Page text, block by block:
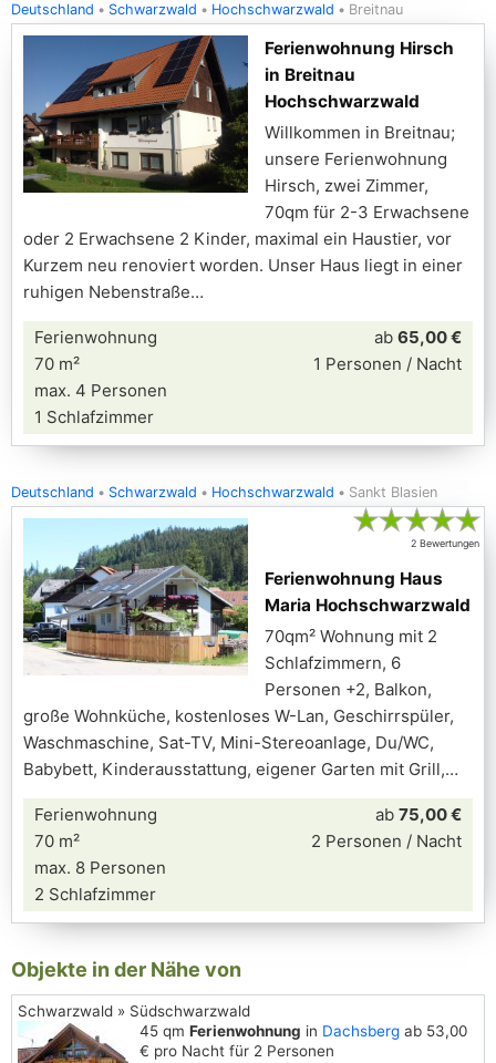
Deutschland Schwarzwald Hochschwarzwald Breitnau
Ferienwohnung Hirsch
in Breitnau
Hochschwarzwald
Willkommen in Breitnau;
unsere Ferienwohnung
Hirsch, zwei Zimmer,
70qm für 2-3 Erwachsene
oder 2 Erwachsene 2 Kinder, maximal ein Haustier, vor
Kurzem neu renoviert worden. Unser Haus liegt in einer
ruhigen Nebenstraße
Ferienwohnung
70 m²
max. 4 Personen
1 Schlafzimmer
ab 65,00 €
1 Personen / Nacht
Deutschland Schwarzwald Hochschwarzwald Sankt Blasien
★★★★★
2 Bewertungen
Ferienwohnung Haus
Maria Hochschwarzwald
70qm² Wohnung mit 2
Schlafzimmern, 6
Personen +2, Balkon,
große Wohnküche, kostenloses W-Lan, Geschirrspüler,
Waschmaschine, Sat-TV, Mini-Stereoanlage, Du/WC,
Babybett, Kinderausstattung, eigener Garten mit Grill,
Ferienwohnung
70 m²
max. 8 Personen
2 Schlafzimmer
ab 75,00 €
2 Personen / Nacht
Objekte in der Nähe von
Schwarzwald » Südschwarzwald
45 qm Ferienwohnung in Dachsberg ab 53,00
€ pro Nacht für 2 Personen